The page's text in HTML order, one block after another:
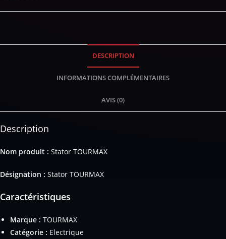
DESCRIPTION
INFORMATIONS COMPLÉMENTAIRES
AVIS (0)
Description
Nom produit : Stator TOURMAX
Désignation : Stator TOURMAX
Caractéristiques
Marque : TOURMAX
Catégorie : Electrique